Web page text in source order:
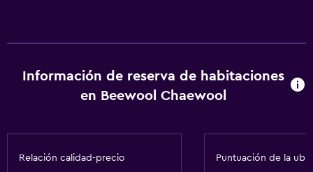
Información de reserva de habitaciones
en Beewool Chaewool
Relación calidad-precio Puntuación de la